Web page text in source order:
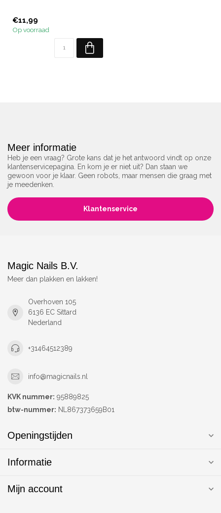
€11,99
Op voorraad
Meer informatie
Heb je een vraag? Grote kans dat je het antwoord vindt op onze
klantenservicepagina. En kom je er niet uit? Dan staan we
gewoon voor je klaar. Geen robots, maar mensen die graag met
je meedenken.
Klantenservice
Magic Nails B.V.
Meer dan plakken en lakken!
Overhoven 105
6136 EC Sittard
Nederland
+31464512389
info@magicnails.nl
KVK nummer: 95889825
btw-nummer: NL867373659B01
Openingstijden
Informatie
Mijn account